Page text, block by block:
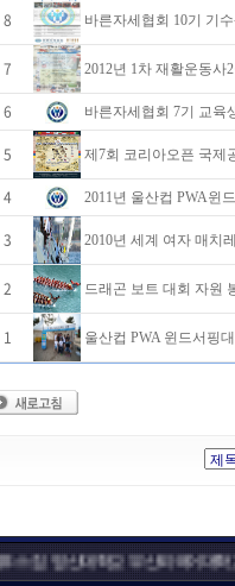
8 바른자세협회 10기 기
7 2012년 1차 재활운동사
6 바른자세협회 7기 교육
5 제7회 코리아오픈 국제
4 2011년 울산컵 PWA윈
3 2010년 세계 여자 매치
2 드래곤 보트 대회 자원
1 울산컵 PWA 윈드서핑
영산대학교 부산외국어대학교 체